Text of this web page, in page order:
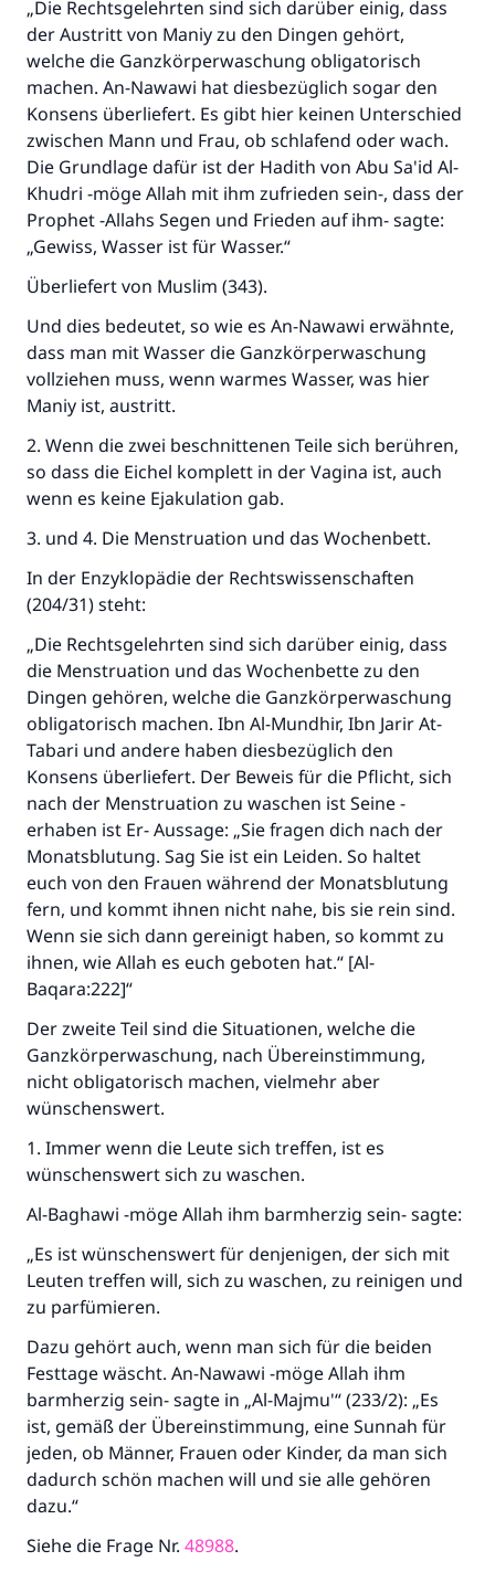
„Die Rechtsgelehrten sind sich darüber einig, dass
der Austritt von Maniy zu den Dingen gehört,
welche die Ganzkörperwaschung obligatorisch
machen. An-Nawawi hat diesbezüglich sogar den
Konsens überliefert. Es gibt hier keinen Unterschied
zwischen Mann und Frau, ob schlafend oder wach.
Die Grundlage dafür ist der Hadith von Abu Sa'id Al-
Khudri -möge Allah mit ihm zufrieden sein-, dass der
Prophet -Allahs Segen und Frieden auf ihm- sagte:
„Gewiss, Wasser ist für Wasser.“
Überliefert von Muslim (343).
Und dies bedeutet, so wie es An-Nawawi erwähnte,
dass man mit Wasser die Ganzkörperwaschung
vollziehen muss, wenn warmes Wasser, was hier
Maniy ist, austritt.
2. Wenn die zwei beschnittenen Teile sich berühren,
so dass die Eichel komplett in der Vagina ist, auch
wenn es keine Ejakulation gab.
3. und 4. Die Menstruation und das Wochenbett.
In der Enzyklopädie der Rechtswissenschaften
(204/31) steht:
„Die Rechtsgelehrten sind sich darüber einig, dass
die Menstruation und das Wochenbette zu den
Dingen gehören, welche die Ganzkörperwaschung
obligatorisch machen. Ibn Al-Mundhir, Ibn Jarir At-
Tabari und andere haben diesbezüglich den
Konsens überliefert. Der Beweis für die Pflicht, sich
nach der Menstruation zu waschen ist Seine -
erhaben ist Er- Aussage: „Sie fragen dich nach der
Monatsblutung. Sag Sie ist ein Leiden. So haltet
euch von den Frauen während der Monatsblutung
fern, und kommt ihnen nicht nahe, bis sie rein sind.
Wenn sie sich dann gereinigt haben, so kommt zu
ihnen, wie Allah es euch geboten hat.“ [Al-
Baqara:222]“
Der zweite Teil sind die Situationen, welche die
Ganzkörperwaschung, nach Übereinstimmung,
nicht obligatorisch machen, vielmehr aber
wünschenswert.
1. Immer wenn die Leute sich treffen, ist es
wünschenswert sich zu waschen.
Al-Baghawi -möge Allah ihm barmherzig sein- sagte:
„Es ist wünschenswert für denjenigen, der sich mit
Leuten treffen will, sich zu waschen, zu reinigen und
zu parfümieren.
Dazu gehört auch, wenn man sich für die beiden
Festtage wäscht. An-Nawawi -möge Allah ihm
barmherzig sein- sagte in „Al-Majmu'“ (233/2): „Es
ist, gemäß der Übereinstimmung, eine Sunnah für
jeden, ob Männer, Frauen oder Kinder, da man sich
dadurch schön machen will und sie alle gehören
dazu.“
Siehe die Frage Nr. 48988.